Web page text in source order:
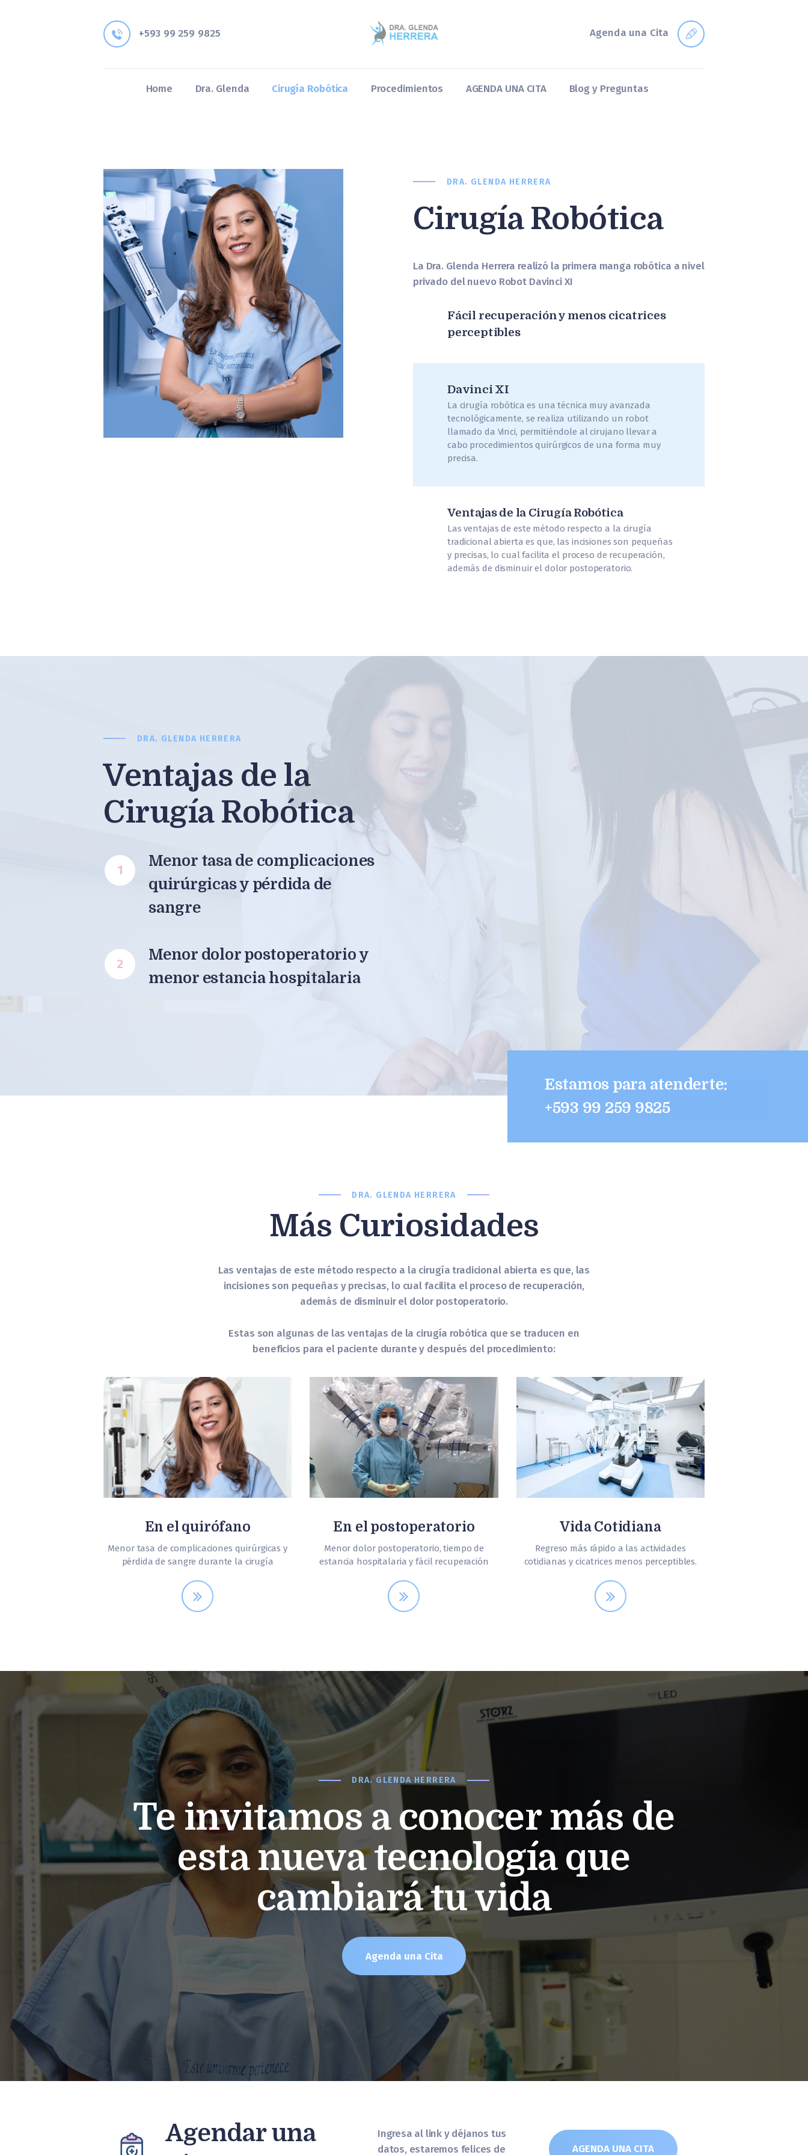
+593 99 259 9825 Agenda una Cita
Home Dra. Glenda Cirugía Robótica Procedimientos AGENDA UNA CITA Blog y Preguntas
Dra. Glenda
Cirugía Robótica
Procedimientos
DRA. GLENDA HERRERA
Cirugía Robótica
La Dra. Glenda Herrera realizó la primera manga robótica a nivel
privado del nuevo Robot Davinci XI
Fácil recuperación y menos cicatrices
perceptibles
Davinci XI
La cirugía robótica es una técnica muy avanzada
tecnológicamente, se realiza utilizando un robot
llamado da Vinci, permitiéndole al cirujano llevar a
cabo procedimientos quirúrgicos de una forma muy
precisa.
Ventajas de la Cirugía Robótica
Las ventajas de este método respecto a la cirugía
tradicional abierta es que, las incisiones son pequeñas
y precisas, lo cual facilita el proceso de recuperación,
además de disminuir el dolor postoperatorio.
DRA. GLENDA HERRERA
Ventajas de la
Cirugía Robótica
1
Menor tasa de complicaciones
quirúrgicas y pérdida de
sangre
2
Menor dolor postoperatorio y
menor estancia hospitalaria
Estamos para atenderte:
+593 99 259 9825
DRA. GLENDA HERRERA
Más Curiosidades
Las ventajas de este método respecto a la cirugía tradicional abierta es que, las
incisiones son pequeñas y precisas, lo cual facilita el proceso de recuperación,
además de disminuir el dolor postoperatorio.
Estas son algunas de las ventajas de la cirugía robótica que se traducen en
beneficios para el paciente durante y después del procedimiento:
En el quirófano
Menor tasa de complicaciones quirúrgicas y
pérdida de sangre durante la cirugía
En el postoperatorio
Menor dolor postoperatorio, tiempo de
estancia hospitalaria y fácil recuperación
Vida Cotidiana
Regreso más rápido a las actividades
cotidianas y cicatrices menos perceptibles.
DRA. GLENDA HERRERA
Te invitamos a conocer más de
esta nueva tecnología que
cambiará tu vida
Agenda una Cita
Agendar una
Ingresa al link y déjanos tus
datos, estaremos felices de
AGENDA UNA CITA